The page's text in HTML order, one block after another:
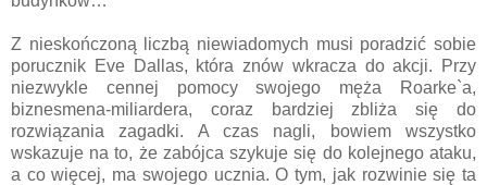
Z nieskończoną liczbą niewiadomych musi poradzić sobie
porucznik Eve Dallas, która znów wkracza do akcji. Przy
niezwykle cennej pomocy swojego męża Roarke`a,
biznesmena-miliardera, coraz bardziej zbliża się do
rozwiązania zagadki. A czas nagli, bowiem wszystko
wskazuje na to, że zabójca szykuje się do kolejnego ataku,
a co więcej, ma swojego ucznia. O tym, jak rozwinie się ta